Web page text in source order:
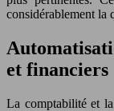
considérablement la
et financiers
La comptabilité et